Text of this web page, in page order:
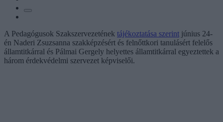
A Pedagógusok Szakszervezetének tájékoztatása szerint június 24-
én Naderi Zsuzsanna szakképzésért és felnőttkori tanulásért felelős
államtitkárral és Pálmai Gergely helyettes államtitkárral egyeztettek a
három érdekvédelmi szervezet képviselői.